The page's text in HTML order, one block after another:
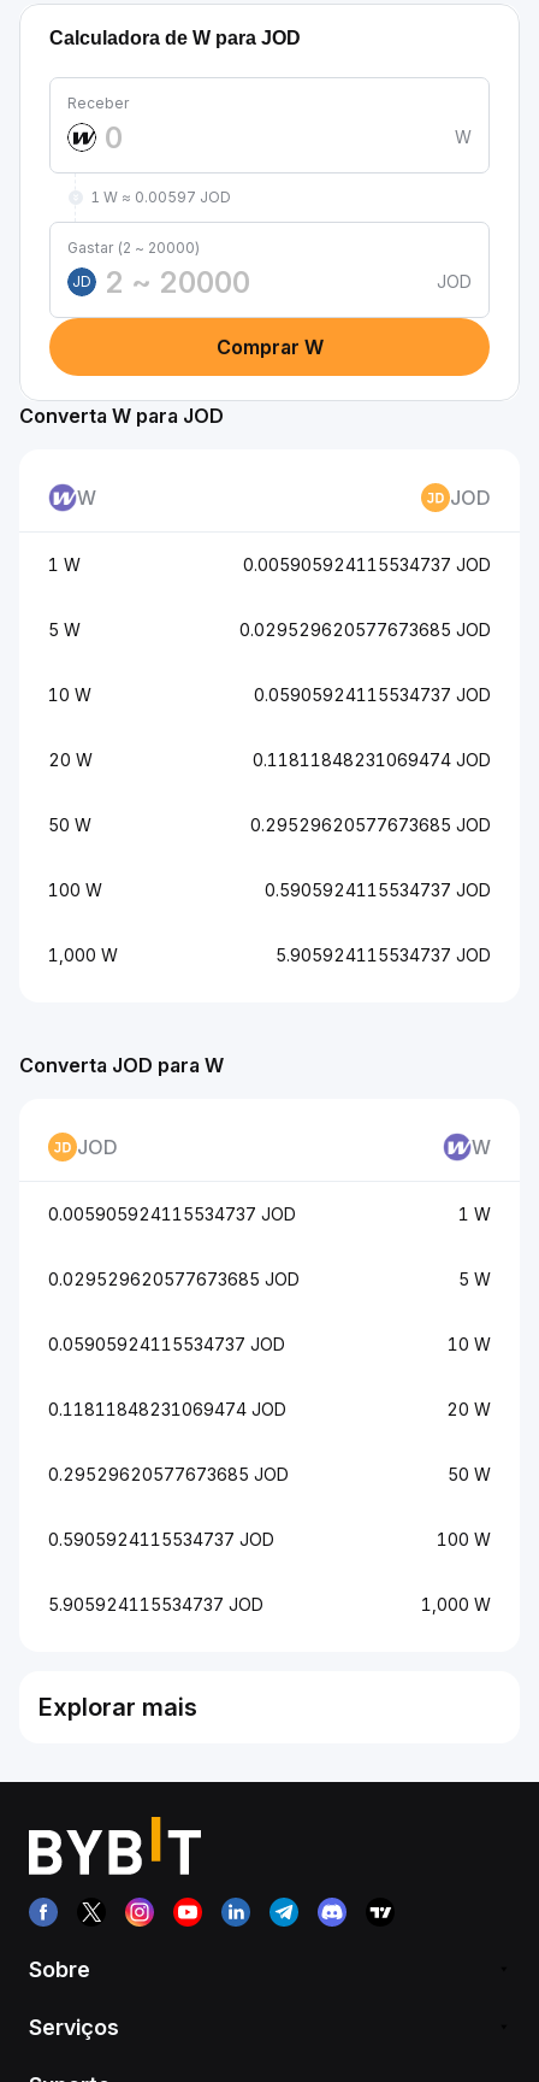
Calculadora de W para JOD
Receber
W
1 W ≈ 0.00597 JOD
Gastar (2 ~ 20000)
JD
JOD
Comprar W
Converta W para JOD
W JOD
1 W 0.005905924115534737 JOD
5 W 0.029529620577673685 JOD
10 W 0.05905924115534737 JOD
20 W 0.11811848231069474 JOD
50 W 0.29529620577673685 JOD
100 W 0.5905924115534737 JOD
1,000 W 5.905924115534737 JOD
Converta JOD para W
JOD W
0.005905924115534737 JOD 1 W
0.029529620577673685 JOD 5 W
0.05905924115534737 JOD 10 W
0.11811848231069474 JOD 20 W
0.29529620577673685 JOD 50 W
0.5905924115534737 JOD 100 W
5.905924115534737 JOD 1,000 W
Explorar mais
Sobre
Serviços